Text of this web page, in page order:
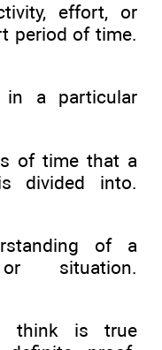
effort, or
period of time.
a particular
of time that a
divided into.
of a
situation.
think is true